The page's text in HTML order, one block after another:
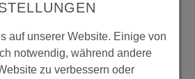
20
auf unserer Website. Einige von
notwendig, während andere
zu verbessern oder